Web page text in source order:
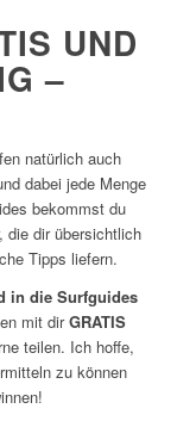
UND
–
natürlich auch
dabei jede Menge
bekommst du
die dir übersichtlich
Tipps liefern.
in die Surfguides
mit dirGRATIS
teilen. Ich hoffe,
zu können